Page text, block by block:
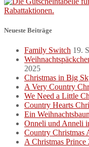
Neueste Beiträge
Family Switch 19.
2025
Christmas in Big
A Very Country
We Need a Little
Country Hearts
Ein
Onneli und Anneli
Country Christmas
A Christmas